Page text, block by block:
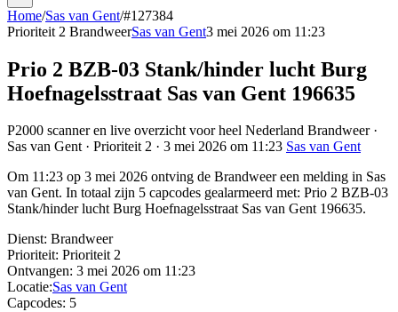
Home/Sas van Gent/#127384
Prioriteit 2 BrandweerSas van Gent3 mei 2026 om 11:23
Prio 2 BZB-03 Stank/hinder lucht Burg
Hoefnagelsstraat Sas van Gent 196635
P2000 scanner en live overzicht voor heel Nederland Brandweer ·
Sas van Gent · Prioriteit 2 · 3 mei 2026 om 11:23 Sas van Gent
Om 11:23 op 3 mei 2026 ontving de Brandweer een melding in Sas
van Gent. In totaal zijn 5 capcodes gealarmeerd met: Prio 2 BZB-03
Stank/hinder lucht Burg Hoefnagelsstraat Sas van Gent 196635.
Dienst: Brandweer
Prioriteit: Prioriteit 2
Ontvangen: 3 mei 2026 om 11:23
Locatie:Sas van Gent
Capcodes: 5